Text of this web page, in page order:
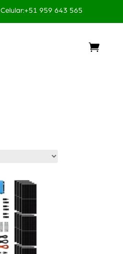
Celular:+51 959 643 565